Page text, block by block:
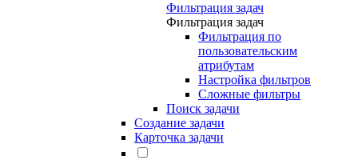
Фильтрация задач
Фильтрация задач
Фильтрация по
пользовательским
атрибутам
Настройка фильтров
Сложные фильтры
Поиск задачи
Создание задачи
Карточка задачи